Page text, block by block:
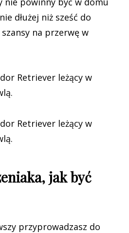
dłużej niż sześć do
na przerwę w
jak być
przyprowadzasz do